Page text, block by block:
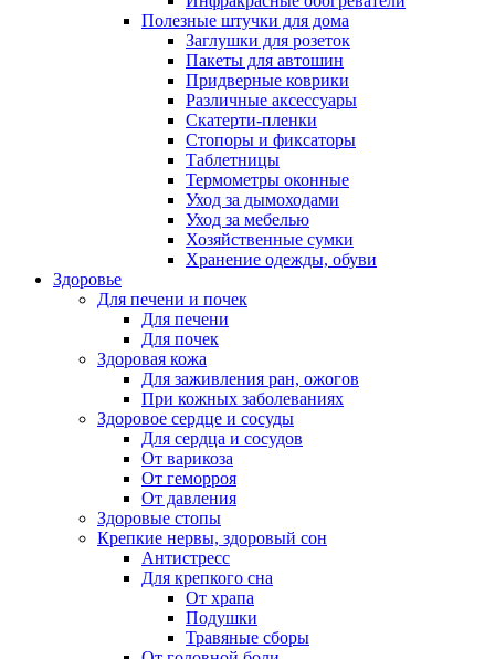
Полезные штучки для дома
Заглушки для розеток
Пакеты для автошин
Придверные коврики
Различные аксессуары
Скатерти-пленки
Стопоры и фиксаторы
Таблетницы
Термометры оконные
Уход за дымоходами
Уход за мебелью
Хозяйственные сумки
Хранение одежды, обуви
Здоровье
Для печени и почек
Для печени
Для почек
Здоровая кожа
Для заживления ран, ожогов
При кожных заболеваниях
Здоровое сердце и сосуды
Для сердца и сосудов
От варикоза
От геморроя
От давления
Здоровые стопы
Крепкие нервы, здоровый сон
Антистресс
Для крепкого сна
От храпа
Подушки
Травяные сборы